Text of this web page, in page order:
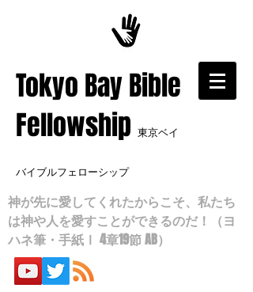
​Tokyo Bay Bible
Fellowship 東京ベイ
バイブルフェローシップ
神が先に愛してくれたからこそ、私たち
は神や人を愛すことができるのだ！（ヨ
ハネ筆・手紙Ⅰ 4章19節 AB）